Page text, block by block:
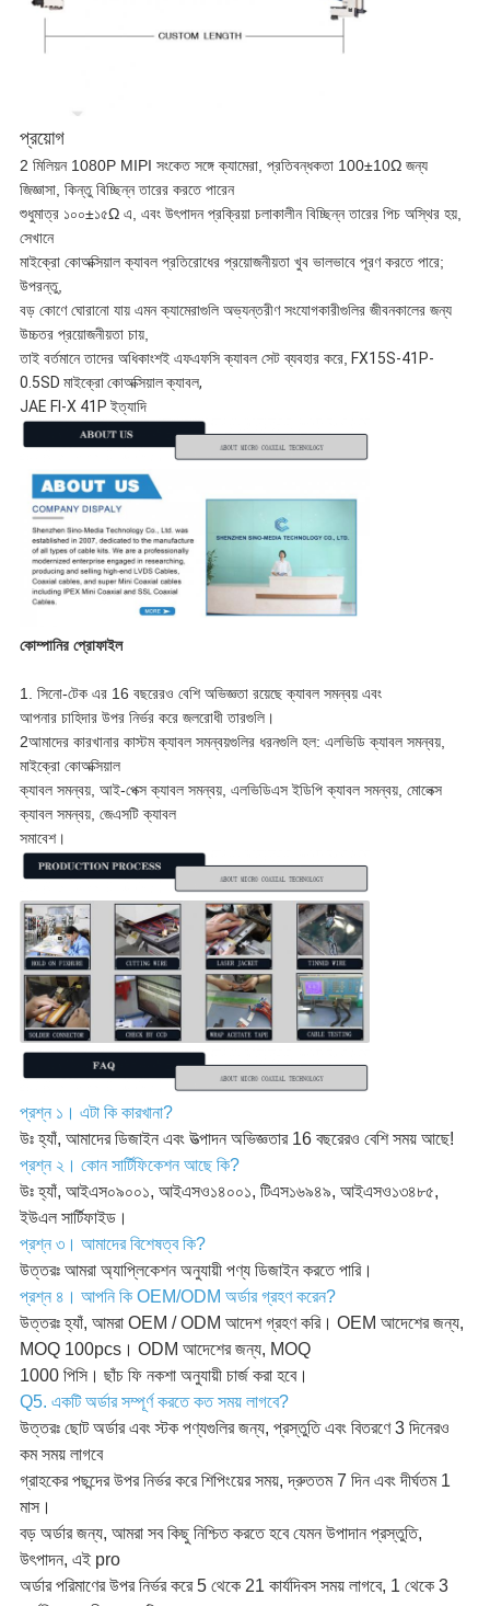
প্রয়োগ
2 মিলিয়ন 1080P MIPI সংকেত সঙ্গে ক্যামেরা, প্রতিবন্ধকতা 100±10Ω জন্য
জিজ্ঞাসা, কিন্তু বিচ্ছিন্ন তারের করতে পারেন
শুধুমাত্র ১০০±১৫Ω এ, এবং উৎপাদন প্রক্রিয়া চলাকালীন বিচ্ছিন্ন তারের পিচ অস্থির হয়,
সেখানে
মাইক্রো কোঅক্সিয়াল ক্যাবল প্রতিরোধের প্রয়োজনীয়তা খুব ভালভাবে পূরণ করতে পারে;
উপরন্তু,
বড় কোণে ঘোরানো যায় এমন ক্যামেরাগুলি অভ্যন্তরীণ সংযোগকারীগুলির জীবনকালের জন্য
উচ্চতর প্রয়োজনীয়তা চায়,
তাই বর্তমানে তাদের অধিকাংশই এফএফসি ক্যাবল সেট ব্যবহার করে, FX15S-41P-
0.5SD মাইক্রো কোঅক্সিয়াল ক্যাবল,
JAE FI-X 41P ইত্যাদি
কোম্পানির প্রোফাইল
1. সিনো-টেক এর 16 বছরেরও বেশি অভিজ্ঞতা রয়েছে ক্যাবল সমন্বয় এবং
আপনার চাহিদার উপর নির্ভর করে জলরোধী তারগুলি।
2আমাদের কারখানার কাস্টম ক্যাবল সমন্বয়গুলির ধরনগুলি হল: এলভিডি ক্যাবল সমন্বয়,
মাইক্রো কোঅক্সিয়াল
ক্যাবল সমন্বয়, আই-পেক্স ক্যাবল সমন্বয়, এলভিডিএস ইডিপি ক্যাবল সমন্বয়, মোলেক্স
ক্যাবল সমন্বয়, জেএসটি ক্যাবল
সমাবেশ।
প্রশ্ন ১। এটা কি কারখানা?
উঃ হ্যাঁ, আমাদের ডিজাইন এবং উত্পাদন অভিজ্ঞতার 16 বছরেরও বেশি সময় আছে!
প্রশ্ন ২। কোন সার্টিফিকেশন আছে কি?
উঃ হ্যাঁ, আইএস০৯০০১, আইএসও১৪০০১, টিএস১৬৯৪৯, আইএসও১৩৪৮৫,
ইউএল সার্টিফাইড।
প্রশ্ন ৩। আমাদের বিশেষত্ব কি?
উত্তরঃ আমরা অ্যাপ্লিকেশন অনুযায়ী পণ্য ডিজাইন করতে পারি।
প্রশ্ন ৪। আপনি কি OEM/ODM অর্ডার গ্রহণ করেন?
উত্তরঃ হ্যাঁ, আমরা OEM / ODM আদেশ গ্রহণ করি। OEM আদেশের জন্য,
MOQ 100pcs। ODM আদেশের জন্য, MOQ
1000 পিসি। ছাঁচ ফি নকশা অনুযায়ী চার্জ করা হবে।
Q5. একটি অর্ডার সম্পূর্ণ করতে কত সময় লাগবে?
উত্তরঃ ছোট অর্ডার এবং স্টক পণ্যগুলির জন্য, প্রস্তুতি এবং বিতরণে 3 দিনেরও
কম সময় লাগবে
গ্রাহকের পছন্দের উপর নির্ভর করে শিপিংয়ের সময়, দ্রুততম 7 দিন এবং দীর্ঘতম 1
মাস।
বড় অর্ডার জন্য, আমরা সব কিছু নিশ্চিত করতে হবে যেমন উপাদান প্রস্তুতি,
উৎপাদন, এই pro
অর্ডার পরিমাণের উপর নির্ভর করে 5 থেকে 21 কার্যদিবস সময় লাগবে, 1 থেকে 3